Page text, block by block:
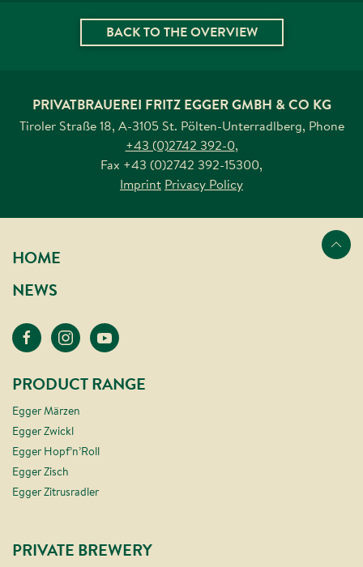
BACK TO THE OVERVIEW
PRIVATBRAUEREI FRITZ EGGER GMBH & CO KG
Tiroler Straße 18, A-3105 St. Pölten-Unterradlberg, Phone
+43 (0)2742 392-0,
Fax +43 (0)2742 392-15300,
Imprint Privacy Policy
Nach
HOME
NEWS
PRODUCT RANGE
Egger Märzen
Egger Zwickl
Egger Hopf’n’Roll
Egger Zisch
Egger Zitrusradler
PRIVATE BREWERY